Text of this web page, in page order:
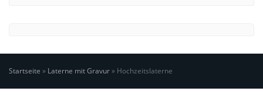
Startseite » Laterne mit Gravur» Hochzeitslaterne